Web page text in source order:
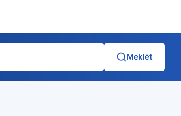
Meklēt